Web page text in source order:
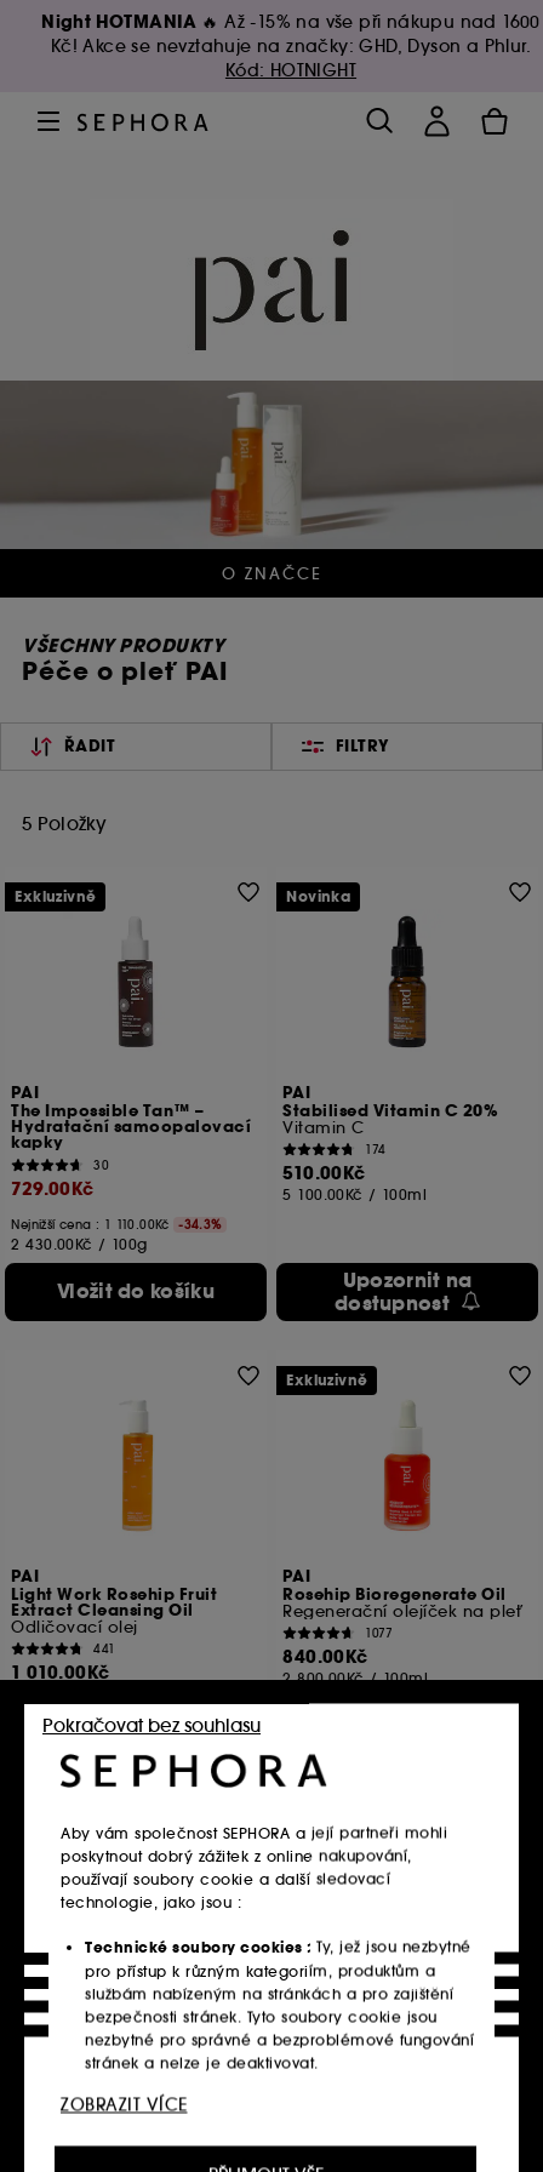
Night HOTMANIA 🔥 Až -15% na vše při nákupu nad 1600
Kč! Akce se nevztahuje na značky: GHD, Dyson a Phlur.
Kód: HOTNIGHT
O ZNAČCE
VŠECHNY PRODUKTY
Péče o pleť PAI
ŘADIT FILTRY
5 Položky
PAI
The Impossible Tan™ –
Hydratační samoopalovací
kapky
30
729.00Kč
Nejnižší cena : 1 110.00Kč -34.3%
2 430.00Kč / 100g
Vložit do košíku
Exkluzivně
PAI
Stabilised Vitamin C 20%
Vitamin C
174
510.00Kč
5 100.00Kč / 100ml
Upozornit na
dostupnost
Novinka
PAI
Light Work Rosehip Fruit
Extract Cleansing Oil
Odličovací olej
441
1 010.00Kč
Upozornit na
dostupnost
PAI
Rosehip Bioregenerate Oil
Regenerační olejíček na pleť
1077
840.00Kč
2 800.00Kč /100ml
Exkluzivně
PAI
Soothing Day Cream
Denní krém
Pouze online
Aby vám společnost SEPHORA a její partneři mohli
poskytnout dobrý zážitek z online nakupování,
používají soubory cookie a další sledovací
technologie, jako jsou :
Technické soubory cookies : Ty, jež jsou nezbytné
pro přístup k různým kategoriím, produktům a
službám nabízeným na stránkách a pro zajištění
bezpečnosti stránek. Tyto soubory cookie jsou
nezbytné pro správné a bezproblémové fungování
stránek a nelze je deaktivovat.
Personalizační soubory cookie :
Pokračovat bez souhlasu
ZOBRAZIT VÍCE